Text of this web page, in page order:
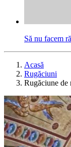
Să nu facem
Acasă
Rugăciuni
Rugăciune de